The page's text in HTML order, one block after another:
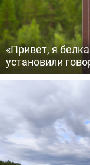
«Привет, я
установили